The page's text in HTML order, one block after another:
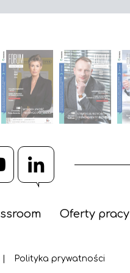
YouTube
LinkedIn
Oferty pracy
| Polityka prywatności